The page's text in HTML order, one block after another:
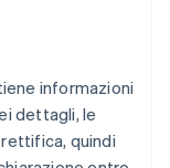
informazioni
dettagli, le
quindi